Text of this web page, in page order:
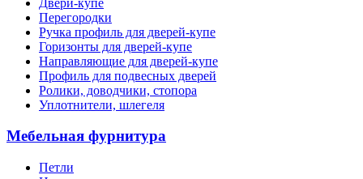
Перегородки
Ручка профиль для дверей-купе
Горизонты для дверей-купе
Направляющие для дверей-купе
Профиль для подвесных дверей
Ролики, доводчики, стопора
Уплотнители, шлегеля
Мебельная фурнитура
Петли